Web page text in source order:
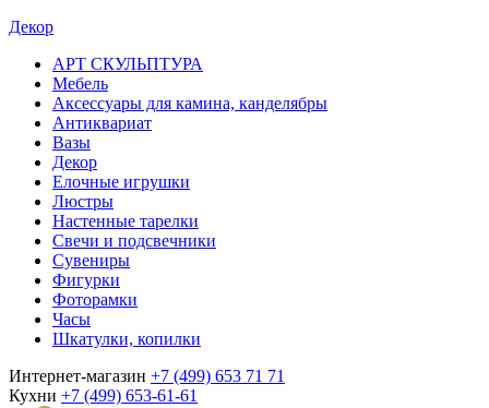
Декор
АРТ СКУЛЬПТУРА
Мебель
Аксессуары для камина, канделябры
Антиквариат
Вазы
Декор
Елочные игрушки
Люстры
Настенные тарелки
Свечи и подсвечники
Сувениры
Фигурки
Фоторамки
Часы
Шкатулки, копилки
Интернет-магазин +7 (499) 653 71 71
Кухни +7 (499) 653-61-61